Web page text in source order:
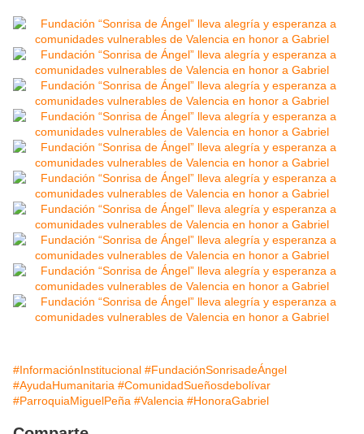
#InformaciónInstitucional #FundaciónSonrisadeÁngel
#AyudaHumanitaria #ComunidadSueñosdebolívar
#ParroquiaMiguelPeña #Valencia #HonoraGabriel